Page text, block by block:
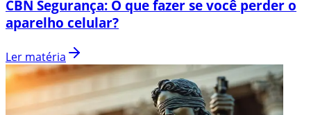
CBN Segurança: O que fazer se você perder o
aparelho celular?
Ler matéria